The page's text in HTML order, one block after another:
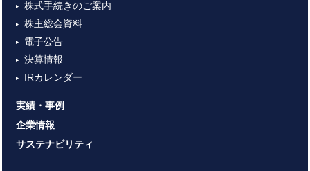
株式手続きのご案内
株主総会資料
電子公告
決算情報
IRカレンダー
実績・事例
企業情報
サステナビリティ